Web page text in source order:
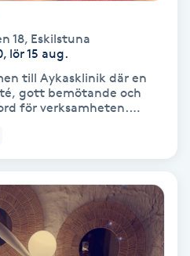
18, Eskilstuna
lör 15 aug.
till Aykasklinik där en
gott bemötande och
för verksamheten.
som ständigt
jämfört med de priser
Men kom ihåg bättre
för just dig att ta